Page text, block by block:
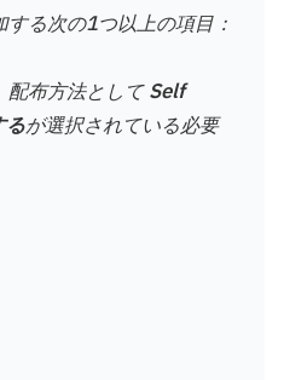
る次の1つ以上の項目：
配布方法としてSelf
るが選択されている必要